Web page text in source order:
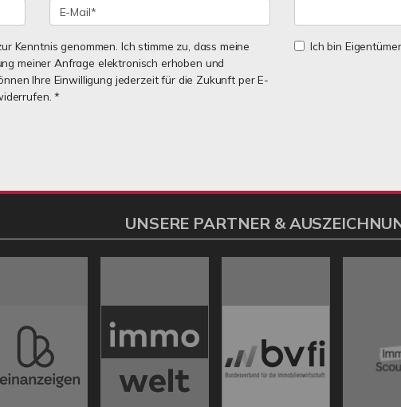
Kenntnis genommen. Ich stimme zu, dass meine
meiner Anfrage elektronisch erhoben und
Ihre Einwilligung jederzeit für die Zukunft per E-
*
Ich bin
UNSERE PARTNER &